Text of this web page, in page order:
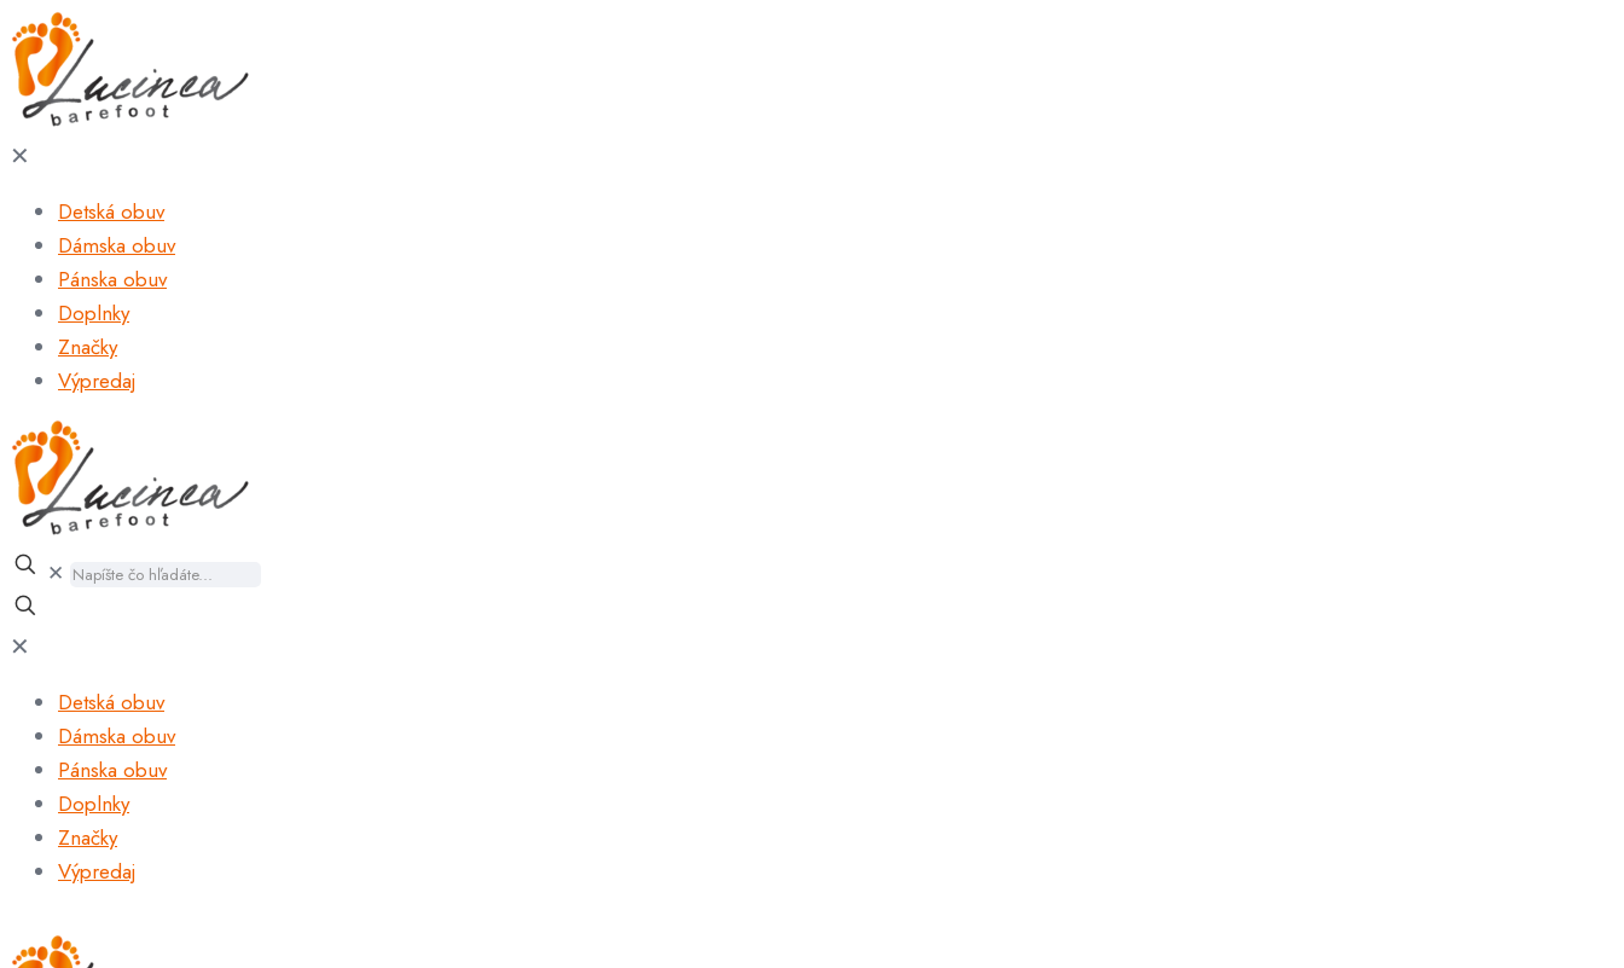
✕
Detská obuv
Dámska obuv
Pánska obuv
Doplnky
Značky
Výpredaj
✕
✕
Detská obuv
Dámska obuv
Pánska obuv
Doplnky
Značky
Výpredaj